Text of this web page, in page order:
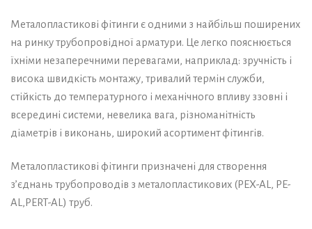
Металопластикові фітинги є одними з найбільш поширених
на ринку трубопровідної арматури. Це легко пояснюється
їхніми незаперечними перевагами, наприклад: зручність і
висока швидкість монтажу, тривалий термін служби,
стійкість до температурного і механічного впливу ззовні і
всередині системи, невелика вага, різноманітність
діаметрів і виконань, широкий асортимент фітингів.
Металопластикові фітинги призначені для створення
з’єднань трубопроводів з металопластикових (PEX-AL, PE-
AL,PERT-AL) труб.